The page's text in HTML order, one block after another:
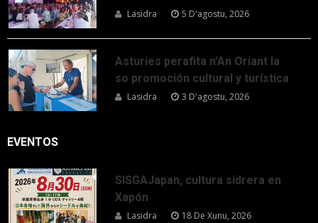
Lasidra 5 D'agostu, 2026
Asturies perafita n’An Oriant la
so promoción cultural y turística
Lasidra 3 D'agostu, 2026
EVENTOS
SISGAJapan, cultura sidrera en
Xapón
Lasidra 18 De Xunu, 2026